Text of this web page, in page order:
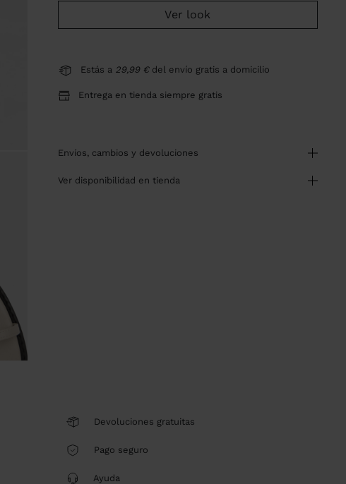
Ver look
Estás a 29,99 €del envío gratis a domicilio
Entrega en tienda siempre gratis
envíos, cambios y devoluciones
ver disponibilidad en tienda
Devoluciones gratuitas
Pago seguro
Ayuda